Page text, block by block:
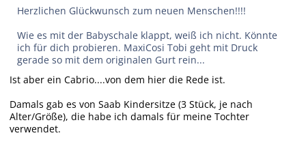
Herzlichen Glückwunsch zum neuen Menschen!!!!
Wie es mit der Babyschale klappt, weiß ich nicht. Könnte
ich für dich probieren. MaxiCosi Tobi geht mit Druck
gerade so mit dem originalen Gurt rein...
Ist aber ein Cabrio....von dem hier die Rede ist.
Damals gab es von Saab Kindersitze (3 Stück, je nach
Alter/Größe), die habe ich damals für meine Tochter
verwendet.